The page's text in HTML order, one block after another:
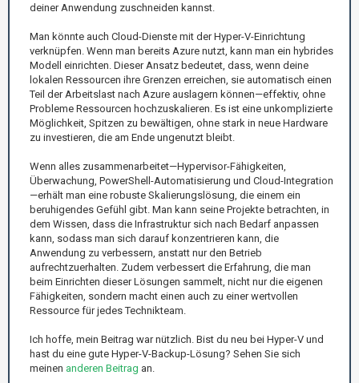
deiner Anwendung zuschneiden kannst.
Man könnte auch Cloud-Dienste mit der Hyper-V-Einrichtung
verknüpfen. Wenn man bereits Azure nutzt, kann man ein hybrides
Modell einrichten. Dieser Ansatz bedeutet, dass, wenn deine
lokalen Ressourcen ihre Grenzen erreichen, sie automatisch einen
Teil der Arbeitslast nach Azure auslagern können—effektiv, ohne
Probleme Ressourcen hochzuskalieren. Es ist eine unkomplizierte
Möglichkeit, Spitzen zu bewältigen, ohne stark in neue Hardware
zu investieren, die am Ende ungenutzt bleibt.
Wenn alles zusammenarbeitet—Hypervisor-Fähigkeiten,
Überwachung, PowerShell-Automatisierung und Cloud-Integration
—erhält man eine robuste Skalierungslösung, die einem ein
beruhigendes Gefühl gibt. Man kann seine Projekte betrachten, in
dem Wissen, dass die Infrastruktur sich nach Bedarf anpassen
kann, sodass man sich darauf konzentrieren kann, die
Anwendung zu verbessern, anstatt nur den Betrieb
aufrechtzuerhalten. Zudem verbessert die Erfahrung, die man
beim Einrichten dieser Lösungen sammelt, nicht nur die eigenen
Fähigkeiten, sondern macht einen auch zu einer wertvollen
Ressource für jedes Technikteam.
Ich hoffe, mein Beitrag war nützlich. Bist du neu bei Hyper-V und
hast du eine gute Hyper-V-Backup-Lösung? Sehen Sie sich
meinen anderen Beitrag an.